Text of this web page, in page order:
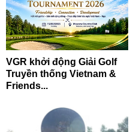
VGR khởi động Giải Golf
Truyền thống Vietnam &
Friends...